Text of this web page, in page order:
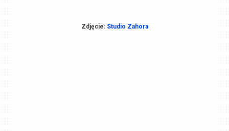
Zdjęcie: Studio Zahora